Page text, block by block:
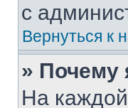
с
Вернуться к
» Почему
На